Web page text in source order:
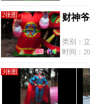
2张图 财神
类别：
时间：
3张图